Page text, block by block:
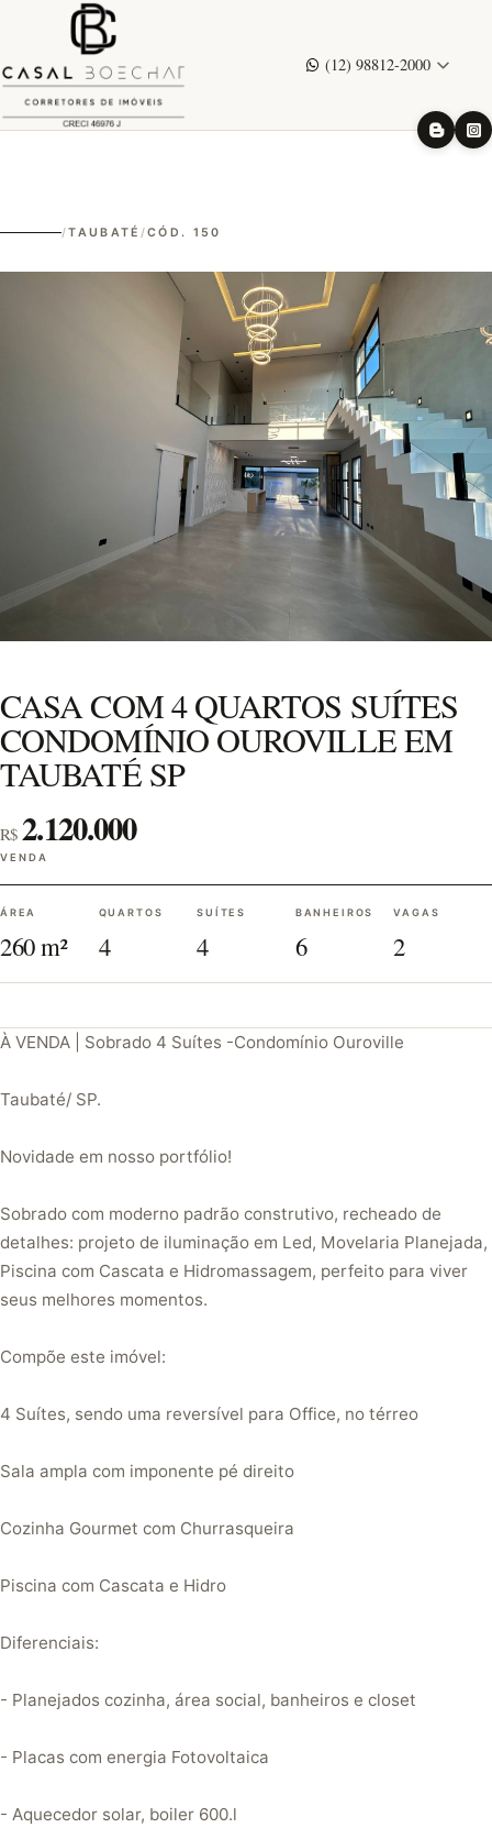
(12) 98812-2000
/TAUBATÉ /CÓD. 150
CASA COM 4 QUARTOS SUÍTES
CONDOMÍNIO OUROVILLE EM
TAUBATÉ SP
R$ 2.120.000
VENDA
ÁREA
260 m²
QUARTOS
4
SUÍTES
4
BANHEIROS
6
VAGAS
2
À VENDA | Sobrado 4 Suítes -Condomínio Ouroville
Taubaté/ SP.
Novidade em nosso portfólio!
Sobrado com moderno padrão construtivo, recheado de
detalhes: projeto de iluminação em Led, Movelaria Planejada,
Piscina com Cascata e Hidromassagem, perfeito para viver
seus melhores momentos.
Compõe este imóvel:
4 Suítes, sendo uma reversível para Office, no térreo
Sala ampla com imponente pé direito
Cozinha Gourmet com Churrasqueira
Piscina com Cascata e Hidro
Diferenciais:
- Planejados cozinha, área social, banheiros e closet
- Placas com energia Fotovoltaica
- Aquecedor solar, boiler 600.l